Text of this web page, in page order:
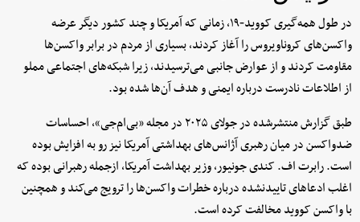
در طول همه‌گیری کووید‑۱۹، زمانی که آمریکا و چند کشور دیگر عرضه
واکسن‌های کروناویروس را آغاز کردند، بسیاری از مردم در برابر واکسن‌ها
مقاومت کردند و از عوارض جانبی می‌ترسیدند، زیرا شبکه‌های اجتماعی مملو
از اطلاعات نادرست درباره ایمنی و هدف آن‌ها شده بود.
طبق گزارش منتشرشده در جولای ۲۰۲۵ در مجله «بی‌ام‌جی»، احساسات
ضدواکسن در میان رهبری آژانس‌های بهداشتی آمریکا نیز رو به افزایش بوده
است. رابرت اف. کندی جونیور، وزیر بهداشت آمریکا، ازجمله رهبرانی بوده که
اغلب ادعاهای تاییدنشده درباره خطرات واکسن‌ها را ترویج می‌کند و همچنین
با واکسن کووید مخالفت کرده است.